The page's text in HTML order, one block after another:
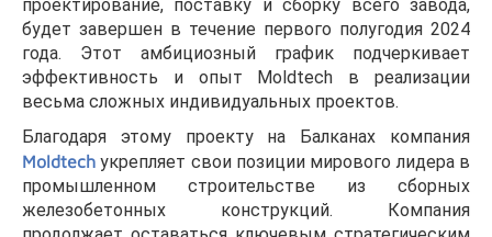
проектирование, поставку и сборку всего завода,
будет завершен в течение первого полугодия 2024
года. Этот амбициозный график подчеркивает
эффективность и опыт Moldtech в реализации
весьма сложных индивидуальных проектов.
Благодаря этому проекту на Балканах компания
Moldtech укрепляет свои позиции мирового лидера в
промышленном строительстве из сборных
железобетонных конструкций. Компания